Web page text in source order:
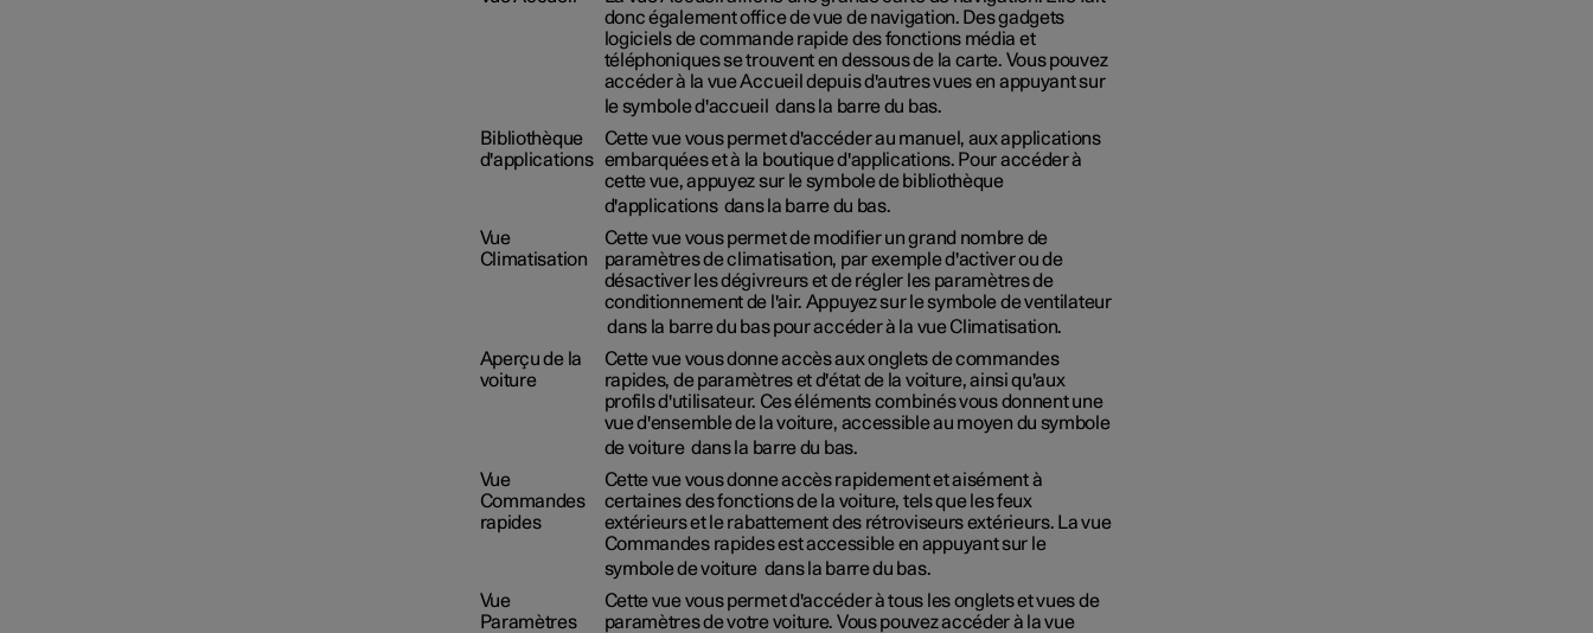
donc également office de vue de navigation. Des gadgets
logiciels de commande rapide des fonctions média et
téléphoniques se trouvent en dessous de la carte. Vous pouvez
accéder à la vue Accueil depuis d'autres vues en appuyant sur
le symbole d'accueil
dans la barre du bas.
Bibliothèque
d'applications
Cette vue vous permet d'accéder au manuel, aux applications
embarquées et à la boutique d'applications. Pour accéder à
cette vue, appuyez sur le symbole de bibliothèque
d'applications dans la barre du bas.
Vue
Climatisation
Cette vue vous permet de modifier un grand nombre de
paramètres de climatisation, par exemple d'activer ou de
désactiver les dégivreurs et de régler les paramètres de
conditionnement de l'air. Appuyez sur le symbole de ventilateur
dans la barre du bas pour accéder à la vue Climatisation.
Aperçu de la
voiture
Cette vue vous donne accès aux onglets de commandes
rapides, de paramètres et d'état de la voiture, ainsi qu'aux
profils d'utilisateur. Ces éléments combinés vous donnent une
vue d'ensemble de la voiture, accessible au moyen du symbole
de voiture dans la barre du bas.
Vue
Commandes
rapides
Cette vue vous donne accès rapidement et aisément à
certaines des fonctions de la voiture, tels que les feux
extérieurs et le rabattement des rétroviseurs extérieurs. La vue
Commandes rapides est accessible en appuyant sur le
symbole de voiture dans la barre du bas.
Vue
Paramètres
Cette vue vous permet d'accéder à tous les onglets et vues de
paramètres de votre voiture. Vous pouvez accéder à la vue